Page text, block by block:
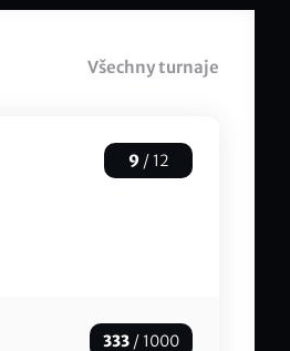
Všechny turnaje
9/ 12
333 / 1000